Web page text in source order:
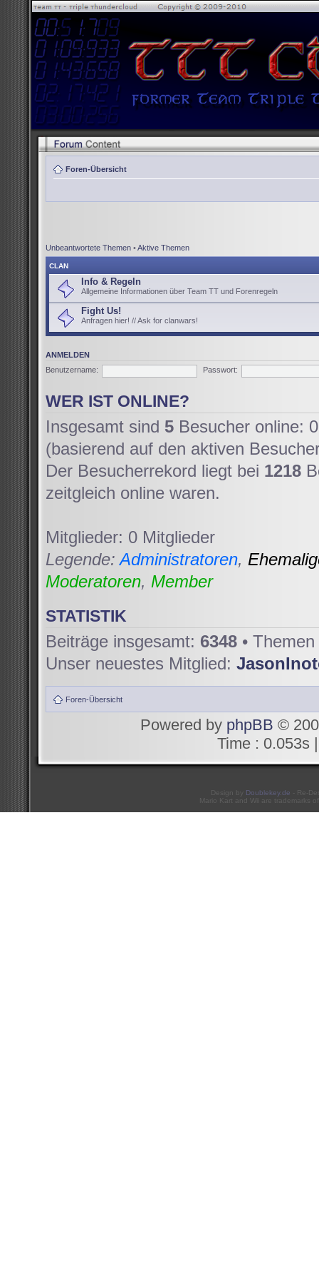
Foren-Übersicht
Unbeantwortete Themen •Aktive Themen
CLAN
Info & Regeln
Allgemeine Informationen über Team TT und Forenregeln
Fight Us!
Anfragen hier! // Ask for clanwars!
ANMELDEN
Benutzername:
Passwort:
WER IST ONLINE?
Insgesamt sind 5 Besucher online:
(basierend auf den aktiven
Der Besucherrekord liegt bei 1218
zeitgleich online waren.
Mitglieder: 0 Mitglieder
Legende:Administratoren,
Moderatoren, Member
STATISTIK
Beiträge insgesamt: 6348 •
Unser neuestes Mitglied:
Foren-Übersicht
Powered by phpBB ©
Time : 0.053s
Design by Doublekey.de - Re-
Mario Kart and Wii are trademarks